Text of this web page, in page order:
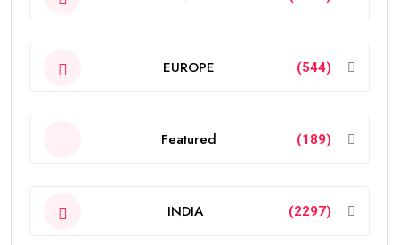
EUROPE (544)
Featured (189)
INDIA (2297)